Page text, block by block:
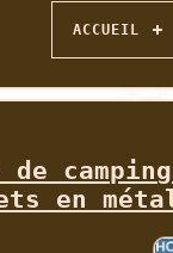
ACCUEIL
de
en